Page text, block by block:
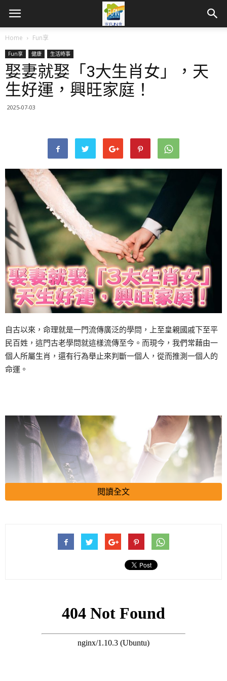
Home Fun享
Fun享 健康 生活時事
娶妻就娶「3大生肖女」，天
生好運，興旺家庭！
2025-07-03
自古以來，命理就是一門流傳廣泛的學問，上至皇親國戚下至平
民百姓，這門古老學問就這樣流傳至今。而現今，我們常藉由一
個人所屬生肖，還有行為舉止來判斷一個人，從而推測一個人的
命運。
人，她的孩子勢必和她相似！
閱讀全文